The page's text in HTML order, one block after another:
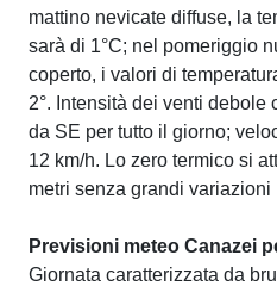
mattino nevicate diffuse, la
sarà di 1°C; nel pomeriggio
coperto, i valori di
2°. Intensità dei venti
da SE per tutto il giorno;
12 km/h. Lo zero termico si
metri senza grandi variazioni
Previsioni meteo Canazei
Giornata caratterizzata da